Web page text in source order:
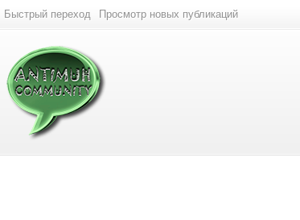
Быстрый переход Просмотр новых публикаций